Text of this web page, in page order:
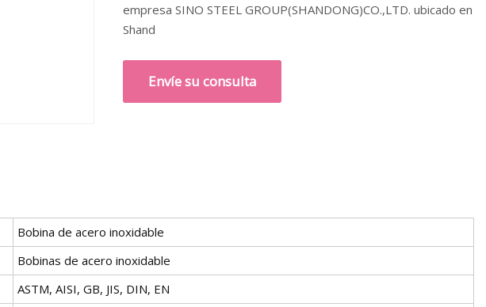
empresa SINO STEEL GROUP(SHANDONG)CO.,LTD. ubicado en
Shand
Envíe su consulta
Bobina de acero inoxidable
Bobinas de acero inoxidable
ASTM, AISI, GB, JIS, DIN, EN